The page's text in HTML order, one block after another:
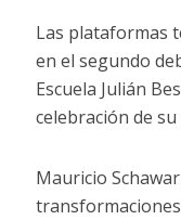
Las plataformas
en el segundo
Escuela Julián
celebración de
Mauricio